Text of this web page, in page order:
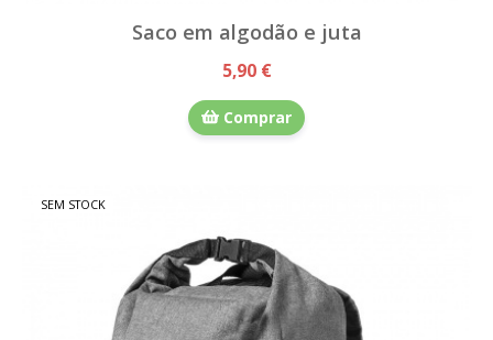
Saco em algodão e juta
5,90 €
Comprar
SEM STOCK